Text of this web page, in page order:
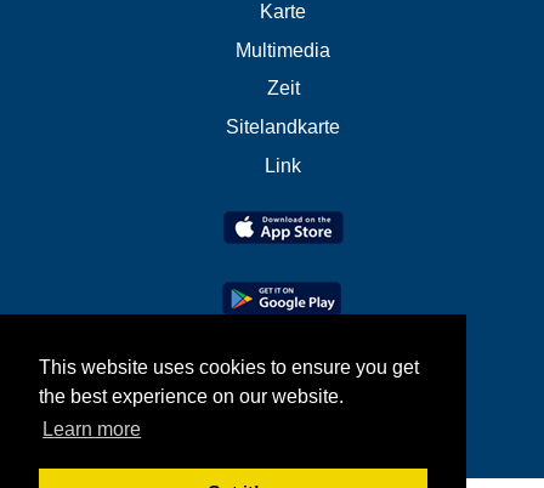
This website uses cookies to ensure you get
the best experience on our website.
Learn more
Karte
Multimedia
Zeit
Sitelandkarte
Link